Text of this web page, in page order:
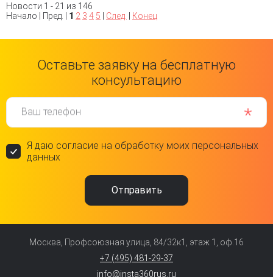
Новости 1 - 21 из 146
Начало | Пред. | 1 2 3 4 5 След. Конец
Оставьте заявку на бесплатную
консультацию
Ваш телефон
Я даю согласие на обработку моих персональных
данных
Москва, Профсоюзная улица, 84/32к1, этаж 1, оф.16
+7 (495) 481-29-37
info@insta360rus.ru